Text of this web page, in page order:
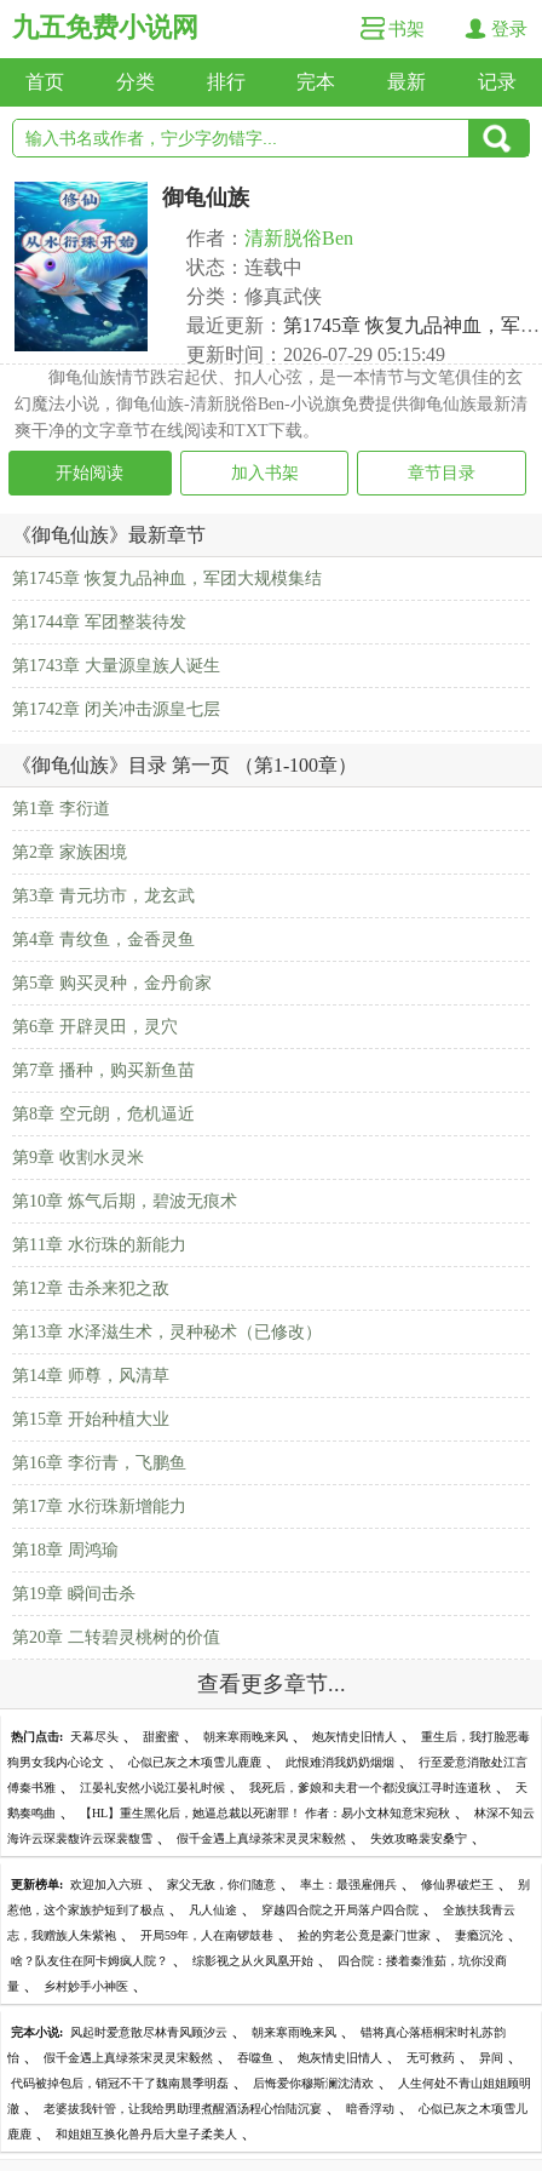
九五免费小说网 书架 登录
首页 分类 排行 完本 最新 记录
御龟仙族
作者： 清新脱俗Ben
状态：连载中
分类：修真武侠
最近更新： 第1745章 恢复九品神血，军团大规模集结
更新时间：2026-07-29 05:15:49
御龟仙族情节跌宕起伏、扣人心弦，是一本情节与文笔俱佳的玄
幻魔法小说，御龟仙族-清新脱俗Ben-小说旗免费提供御龟仙族最新清
爽干净的文字章节在线阅读和TXT下载。
开始阅读 加入书架 章节目录
《御龟仙族》最新章节
第1745章 恢复九品神血，军团大规模集结
第1744章 军团整装待发
第1743章 大量源皇族人诞生
第1742章 闭关冲击源皇七层
《御龟仙族》目录 第一页 （第1-100章）
第1章 李衍道
第2章 家族困境
第3章 青元坊市，龙玄武
第4章 青纹鱼，金香灵鱼
第5章 购买灵种，金丹俞家
第6章 开辟灵田，灵穴
第7章 播种，购买新鱼苗
第8章 空元朗，危机逼近
第9章 收割水灵米
第10章 炼气后期，碧波无痕术
第11章 水衍珠的新能力
第12章 击杀来犯之敌
第13章 水泽滋生术，灵种秘术（已修改）
第14章 师尊，风清草
第15章 开始种植大业
第16章 李衍青，飞鹏鱼
第17章 水衍珠新增能力
第18章 周鸿瑜
第19章 瞬间击杀
第20章 二转碧灵桃树的价值
查看更多章节...
热门点击: 天幕尽头 、 甜蜜蜜 、 朝来寒雨晚来风 、 炮灰情史旧情人 、 重生后，我打脸恶毒
狗男女我内心论文 、 心似已灰之木项雪儿鹿鹿 、 此恨难消我奶奶烟烟 、 行至爱意消散处江言
傅秦书雅 、 江晏礼安然小说江晏礼时候 、 我死后，爹娘和夫君一个都没疯江寻时连道秋 、 天
鹅奏鸣曲 、 【HL】重生黑化后，她逼总裁以死谢罪！ 作者：易小文林知意宋宛秋 、 林深不知云
海许云琛裴馥许云琛裴馥雪 、 假千金遇上真绿茶宋灵灵宋毅然 、 失效攻略裴安桑宁 、
更新榜单: 欢迎加入六班 、 家父无敌，你们随意 、 率土：最强雇佣兵 、 修仙界破烂王 、 别
惹他，这个家族护短到了极点 、 凡人仙途 、 穿越四合院之开局落户四合院 、 全族扶我青云
志，我赠族人朱紫袍 、 开局59年，人在南锣鼓巷 、 捡的穷老公竟是豪门世家 、 妻瘾沉沦 、
啥？队友住在阿卡姆疯人院？ 、 综影视之从火凤凰开始 、 四合院：搂着秦淮茹，坑你没商
量 、 乡村妙手小神医 、
完本小说: 风起时爱意散尽林青风顾汐云 、 朝来寒雨晚来风 、 错将真心落梧桐宋时礼苏韵
怡 、 假千金遇上真绿茶宋灵灵宋毅然 、 吞噬鱼 、 炮灰情史旧情人 、 无可救药 、 异间 、
代码被掉包后，销冠不干了魏南晨季明磊 、 后悔爱你穆斯澜沈清欢 、 人生何处不青山姐姐顾明
澈 、 老婆拔我针管，让我给男助理煮醒酒汤程心怡陆沉宴 、 暗香浮动 、 心似已灰之木项雪儿
鹿鹿 、 和姐姐互换化兽丹后大皇子柔美人 、